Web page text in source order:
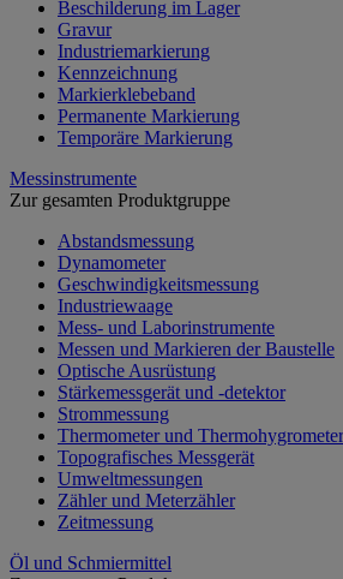
Beschilderung im Lager
Gravur
Industriemarkierung
Kennzeichnung
Markierklebeband
Permanente Markierung
Temporäre Markierung
Messinstrumente
Zur gesamten Produktgruppe
Abstandsmessung
Dynamometer
Geschwindigkeitsmessung
Industriewaage
Mess- und Laborinstrumente
Messen und Markieren der Baustelle
Optische Ausrüstung
Stärkemessgerät und -detektor
Strommessung
Thermometer und Thermohygrometer
Topografisches Messgerät
Umweltmessungen
Zähler und Meterzähler
Zeitmessung
Öl und Schmiermittel